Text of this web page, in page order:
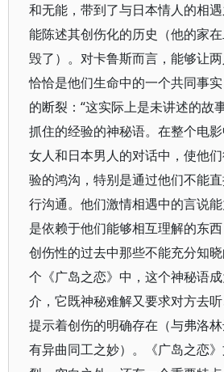
和无能，带到了与日本情人的相
能陈述其创伤化的历史（他的家
毁了）。对卡鲁斯而言，能够让两
恰恰是他们生命中的一个共同事
的断裂：“这实际上是未讲述的故
抓住的经验的神秘语。在整个电
女人和日本男人的对话中，使他
验的鸿沟，特别是通过他们不能
行沟通。他们激情相遇中的言说
是依赖于他们能够相互理解的东
创伤性的过去中那些不能充分知
个《广岛之恋》中，这个神秘语
介，它既神秘难解又要求对方去
提示着创伤的明确存在（与弗洛
有异曲同工之妙）。《广岛之恋